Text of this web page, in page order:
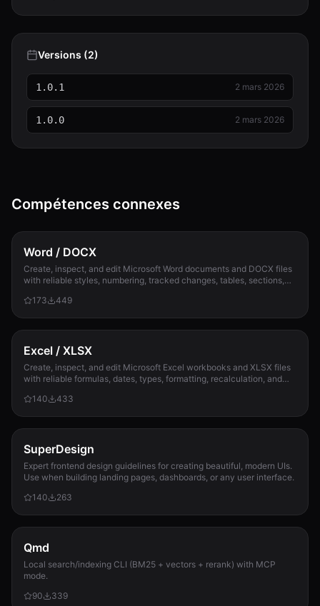
Versions (2)
1.0.1 2 mars 2026
1.0.0 2 mars 2026
Compétences connexes
Word / DOCX
Create, inspect, and edit Microsoft Word documents and DOCX files
with reliable styles, numbering, tracked changes, tables, sections,
173
449
Excel / XLSX
Create, inspect, and edit Microsoft Excel workbooks and XLSX files
with reliable formulas, dates, types, formatting, recalculation, and
140
433
SuperDesign
Expert frontend design guidelines for creating beautiful, modern UIs.
Use when building landing pages, dashboards, or any user interface.
140
263
Qmd
Local search/indexing CLI (BM25 + vectors + rerank) with MCP
mode.
90
339